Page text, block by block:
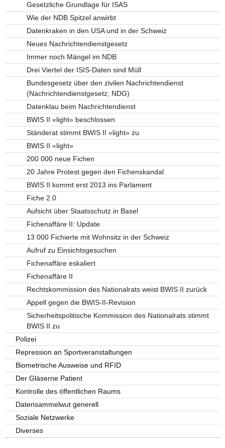
Gesetzliche Grundlage für ISAS
Wie der NDB Spitzel anwirbt
Datenkraken in den USA und in der Schweiz
Neues Nachrichtendienstgesetz
Immer noch Mängel im NDB
Drei Viertel der ISIS-Daten sind Müll
Bundesgesetz über den zivilen Nachrichtendienst
(Nachrichtendienstgesetz; NDG)
Datenklau beim Nachrichtendienst
BWIS II «light» beschlossen
Ständerat stimmt BWIS II «light» zu
BWIS II «light»
200 000 neue Fichen
20 Jahre Protest gegen den Fichenskandal
BWIS II kommt erst 2013 ins Parlament
Fiche 2.0
Aufsicht über Staatsschutz in Basel
Fichenaffäre II: Update
13 000 Fichierte mit Wohnsitz in der Schweiz
Aufruf zu Einsichtsgesuchen
Fichenaffäre eskaliert
Fichenaffäre II
Rechtskommission des Nationalrats weist BWIS II zurück
Appell gegen die BWIS-II-Revision
Sicherheitspolitische Kommission des Nationalrats stimmt
BWIS II zu
Polizei
Repression an Sportveranstaltungen
Biometrische Ausweise und RFID
Der Gläserne Patient
Kontrolle des öffentlichen Raums
Datensammelwut generell
Soziale Netzwerke
Diverses